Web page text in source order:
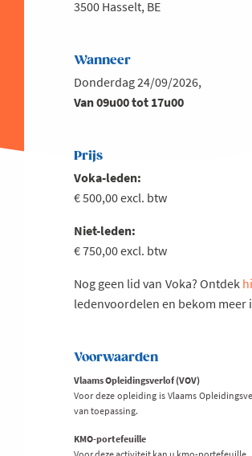
3500 Hasselt, BE
Wanneer
Donderdag 24/09/2026,
Van 09u00 tot 17u00
Prijs
Voka-leden:
€ 500,00 excl. btw
Niet-leden:
€ 750,00 excl. btw
Nog geen lid van Voka? Ontdek
ledenvoordelen en bekom meer
Voorwaarden
Vlaams Opleidingsverlof (VOV)
Voor deze opleiding is Vlaams
van toepassing.
KMO-portefeuille